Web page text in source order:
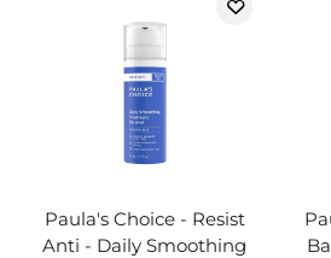
Paula's Choice - Resist
Anti - Daily Smoothing